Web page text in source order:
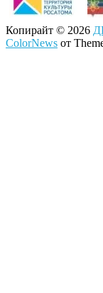
Копирайт © 2026
ColorNews от